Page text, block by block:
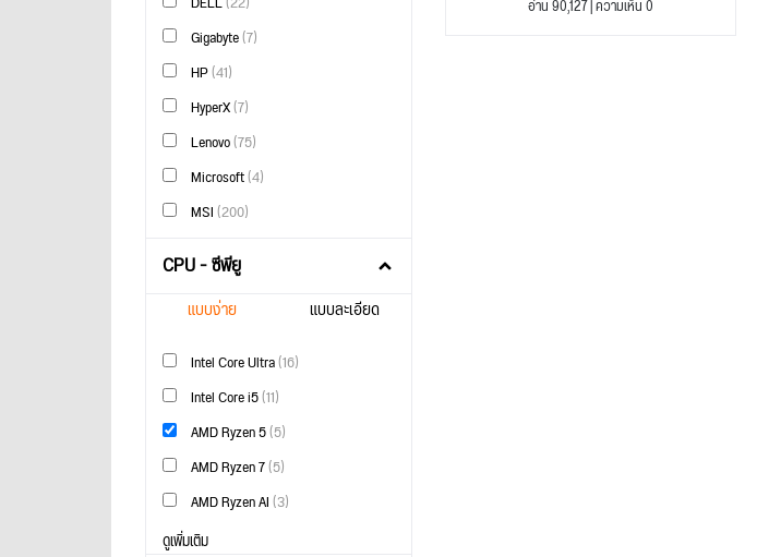
Gigabyte(7)
HP(41)
HyperX(7)
Lenovo(75)
Microsoft(4)
MSI(200)
CPU - ซีพียู
แบบง่าย แบบละเอียด
Intel Core Ultra(16)
Intel Core i5(11)
AMD Ryzen 5(5)
AMD Ryzen 7(5)
AMD Ryzen AI(3)
ดูเพิ่มเติม
อ่าน 90,127 | ความเห็น 0